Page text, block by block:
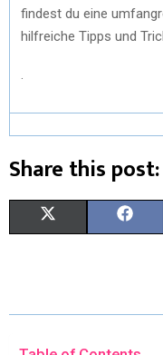
findest du eine
hilfreiche Tipps und
Share this post:
W E